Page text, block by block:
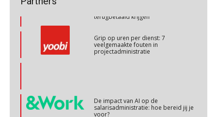
projectadministratie
voor?
OKT
MOCuitgevers
04
Cursus Werkkostenregeling